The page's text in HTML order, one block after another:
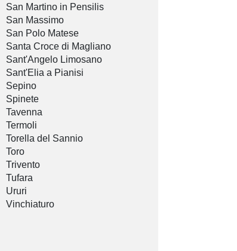
San Martino in Pensilis
San Massimo
San Polo Matese
Santa Croce di Magliano
Sant'Angelo Limosano
Sant'Elia a Pianisi
Sepino
Spinete
Tavenna
Termoli
Torella del Sannio
Toro
Trivento
Tufara
Ururi
Vinchiaturo